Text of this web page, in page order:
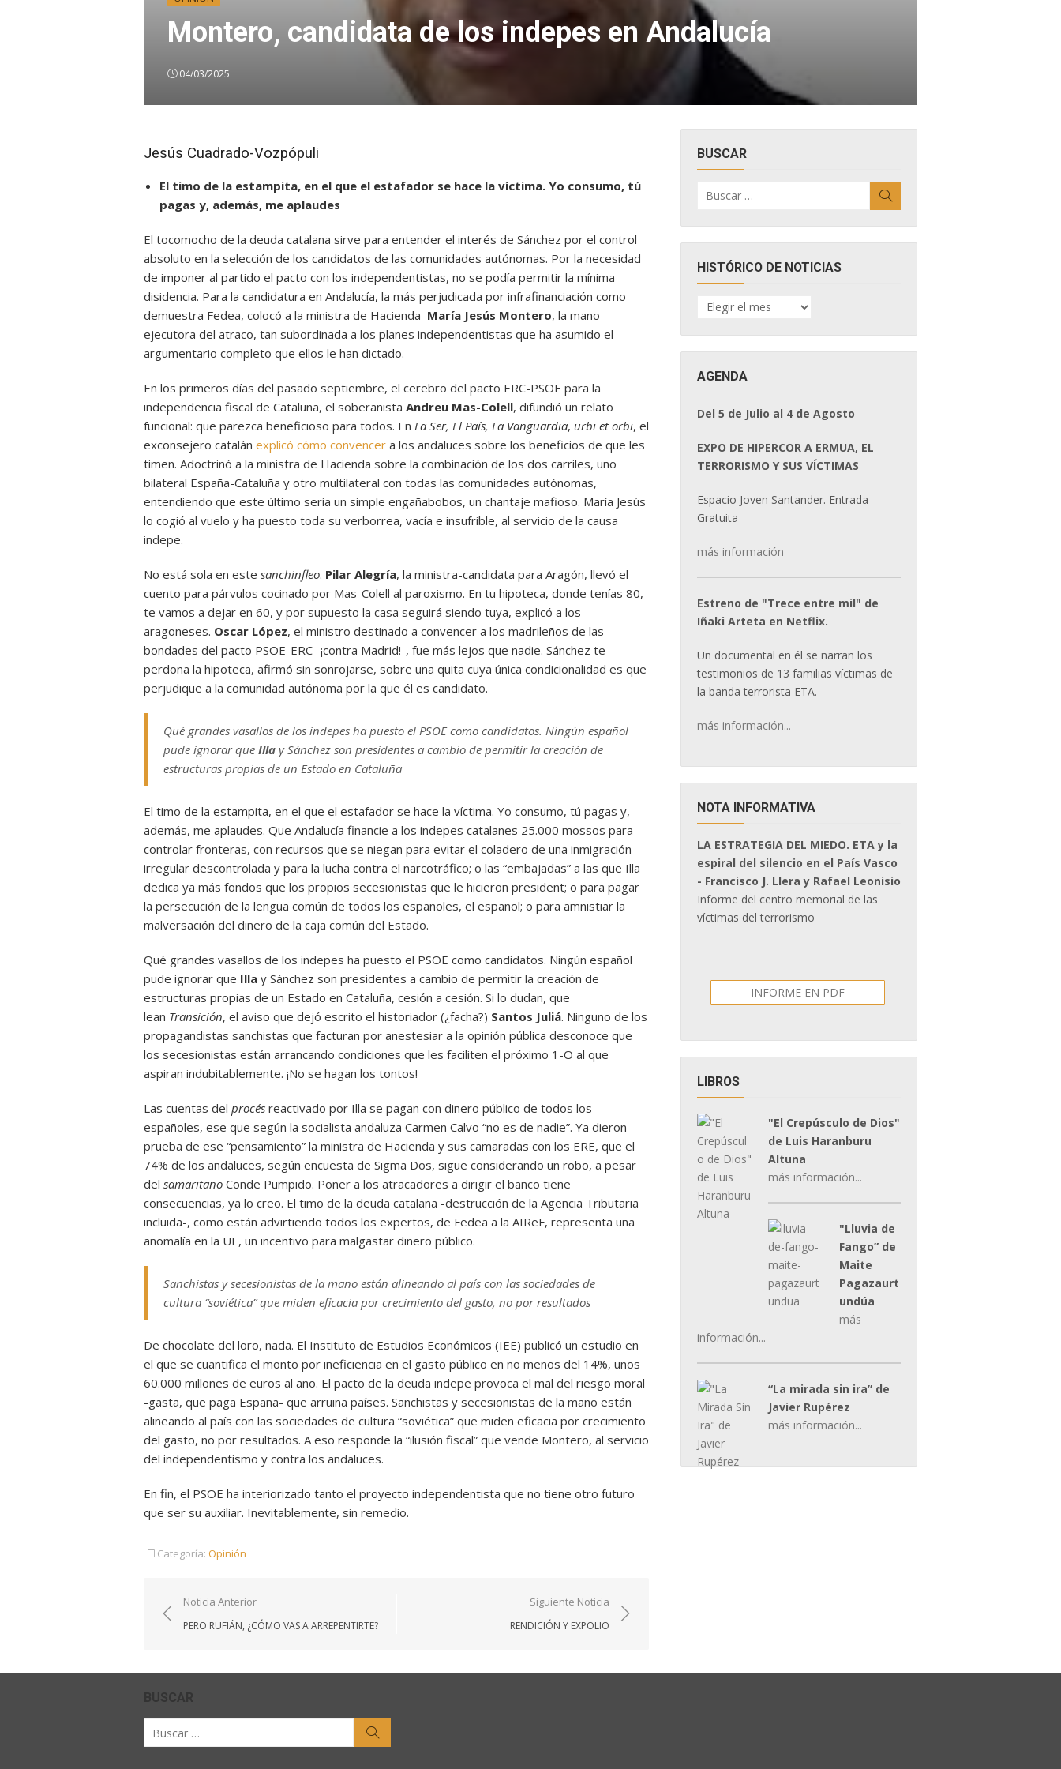
Montero, candidata de los indepes en Andalucía
04/03/2025
Jesús Cuadrado-Vozpópuli
El timo de la estampita, en el que el estafador se hace la víctima. Yo consumo, tú
pagas y, además, me aplaudes
El tocomocho de la deuda catalana sirve para entender el interés de Sánchez por el control
absoluto en la selección de los candidatos de las comunidades autónomas. Por la necesidad
de imponer al partido el pacto con los independentistas, no se podía permitir la mínima
disidencia. Para la candidatura en Andalucía, la más perjudicada por infrafinanciación como
demuestra Fedea, colocó a la ministra de Hacienda María Jesús Montero, la mano
ejecutora del atraco, tan subordinada a los planes independentistas que ha asumido el
argumentario completo que ellos le han dictado.
En los primeros días del pasado septiembre, el cerebro del pacto ERC-PSOE para la
independencia fiscal de Cataluña, el soberanista Andreu Mas-Colell, difundió un relato
funcional: que parezca beneficioso para todos. En La Ser, El País, La Vanguardia, urbi et orbi, el
exconsejero catalán explicó cómo convencer a los andaluces sobre los beneficios de que les
timen. Adoctrinó a la ministra de Hacienda sobre la combinación de los dos carriles, uno
bilateral España-Cataluña y otro multilateral con todas las comunidades autónomas,
entendiendo que este último sería un simple engañabobos, un chantaje mafioso. María Jesús
lo cogió al vuelo y ha puesto toda su verborrea, vacía e insufrible, al servicio de la causa
indepe.
No está sola en este sanchinfleo. Pilar Alegría, la ministra-candidata para Aragón, llevó el
cuento para párvulos cocinado por Mas-Colell al paroxismo. En tu hipoteca, donde tenías 80,
te vamos a dejar en 60, y por supuesto la casa seguirá siendo tuya, explicó a los
aragoneses. Oscar López, el ministro destinado a convencer a los madrileños de las
bondades del pacto PSOE-ERC -¡contra Madrid!-, fue más lejos que nadie. Sánchez te
perdona la hipoteca, afirmó sin sonrojarse, sobre una quita cuya única condicionalidad es que
perjudique a la comunidad autónoma por la que él es candidato.
Qué grandes vasallos de los indepes ha puesto el PSOE como candidatos. Ningún español
pude ignorar que Illa y Sánchez son presidentes a cambio de permitir la creación de
estructuras propias de un Estado en Cataluña
El timo de la estampita, en el que el estafador se hace la víctima. Yo consumo, tú pagas y,
además, me aplaudes. Que Andalucía financie a los indepes catalanes 25.000 mossos para
controlar fronteras, con recursos que se niegan para evitar el coladero de una inmigración
irregular descontrolada y para la lucha contra el narcotráfico; o las “embajadas” a las que Illa
dedica ya más fondos que los propios secesionistas que le hicieron president; o para pagar
la persecución de la lengua común de todos los españoles, el español; o para amnistiar la
malversación del dinero de la caja común del Estado.
Qué grandes vasallos de los indepes ha puesto el PSOE como candidatos. Ningún español
pude ignorar que Illa y Sánchez son presidentes a cambio de permitir la creación de
estructuras propias de un Estado en Cataluña, cesión a cesión. Si lo dudan, que
lean Transición, el aviso que dejó escrito el historiador (¿facha?) Santos Juliá. Ninguno de los
propagandistas sanchistas que facturan por anestesiar a la opinión pública desconoce que
los secesionistas están arrancando condiciones que les faciliten el próximo 1-O al que
aspiran indubitablemente. ¡No se hagan los tontos!
Las cuentas del procés reactivado por Illa se pagan con dinero público de todos los
españoles, ese que según la socialista andaluza Carmen Calvo “no es de nadie”. Ya dieron
prueba de ese “pensamiento” la ministra de Hacienda y sus camaradas con los ERE, que el
74% de los andaluces, según encuesta de Sigma Dos, sigue considerando un robo, a pesar
del samaritano Conde Pumpido. Poner a los atracadores a dirigir el banco tiene
consecuencias, ya lo creo. El timo de la deuda catalana -destrucción de la Agencia Tributaria
incluida-, como están advirtiendo todos los expertos, de Fedea a la AIReF, representa una
anomalía en la UE, un incentivo para malgastar dinero público.
Sanchistas y secesionistas de la mano están alineando al país con las sociedades de
cultura “soviética” que miden eficacia por crecimiento del gasto, no por resultados
De chocolate del loro, nada. El Instituto de Estudios Económicos (IEE) publicó un estudio en
el que se cuantifica el monto por ineficiencia en el gasto público en no menos del 14%, unos
60.000 millones de euros al año. El pacto de la deuda indepe provoca el mal del riesgo moral
-gasta, que paga España- que arruina países. Sanchistas y secesionistas de la mano están
alineando al país con las sociedades de cultura “soviética” que miden eficacia por crecimiento
del gasto, no por resultados. A eso responde la “ilusión fiscal” que vende Montero, al servicio
del independentismo y contra los andaluces.
En fin, el PSOE ha interiorizado tanto el proyecto independentista que no tiene otro futuro
que ser su auxiliar. Inevitablemente, sin remedio.
Categoría: Opinión
Navegación
de
Noticia Anterior
PERO RUFIÁN, ¿CÓMO VAS A ARREPENTIRTE?
Siguiente Noticia
RENDICIÓN Y EXPOLIO
BUSCAR
por:
HISTÓRICO DE NOTICIAS
HISTÓRICO
DE
AGENDA
Del 5 de Julio al 4 de Agosto
EXPO DE HIPERCOR A ERMUA, EL
TERRORISMO Y SUS VÍCTIMAS
Espacio Joven Santander. Entrada
Gratuita
más información
Estreno de "Trece entre mil" de
Iñaki Arteta en Netflix.
Un documental en él se narran los
testimonios de 13 familias víctimas de
la banda terrorista ETA.
más información...
NOTA INFORMATIVA
LA ESTRATEGIA DEL MIEDO. ETA y la
espiral del silencio en el País Vasco
- Francisco J. Llera y Rafael Leonisio
Informe del centro memorial de las
víctimas del terrorismo
INFORME EN PDF
LIBROS
"El Crepúsculo de Dios"
de Luis Haranburu
Altuna
más información...
"Lluvia de
Fango” de
Maite
Pagazaurt
undúa
más
información...
“La mirada sin ira” de
Javier Rupérez
más información...
BUSCAR
Buscar
por: